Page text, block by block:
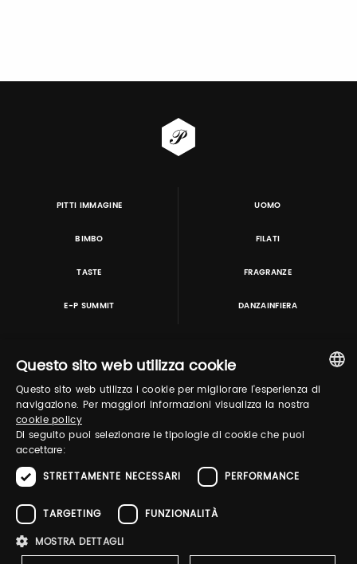
PITTI IMMAGINE UOMO
BIMBO FILATI
TASTE FRAGRANZE
E-P SUMMIT DANZAINFIERA
TUTORING & CONSULTING
in collaborazione con:
Pitti Immagine S.r.l. P.I./CF 03443240480 Capitale sociale 648.457 € N° iscriz. Reg.
ITALIAN
Questo sito web utilizza cookie
Questo sito web utilizza i cookie per migliorare l'esperienza di
navigazione. Per maggiori informazioni visualizza la nostra
cookie policy
Di seguito puoi selezionare le tipologie di cookie che puoi
accettare:
STRETTAMENTE NECESSARI
PERFORMANCE
TARGETING
FUNZIONALITÀ
MOSTRA DETTAGLI